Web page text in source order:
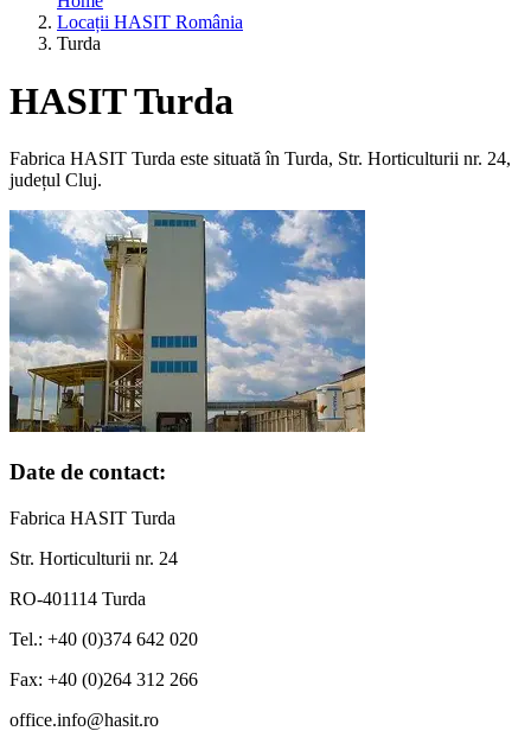
Locații HASIT România
Turda
HASIT Turda
Fabrica HASIT Turda este situată în Turda, Str. Horticulturii nr. 24,
județul Cluj.
Date de contact:
Fabrica HASIT Turda
Str. Horticulturii nr. 24
RO-401114 Turda
Tel.: +40 (0)374 642 020
Fax: +40 (0)264 312 266
office.info@hasit.ro